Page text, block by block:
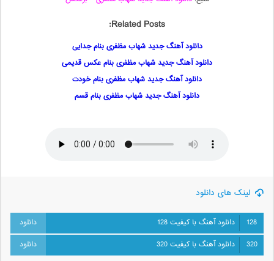
Related Posts:
دانلود آهنگ جدید شهاب مظفری بنام جدایی
دانلود آهنگ جدید شهاب مظفری بنام عکس قدیمی
دانلود آهنگ جدید شهاب مظفری بنام خودت
دانلود آهنگ جدید شهاب مظفری بنام قسم
لینک های دانلود
128
دانلود آهنگ با کیفیت 128
320
دانلود آهنگ با کیفیت 320